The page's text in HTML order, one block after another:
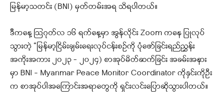
မြန်မာ့သတင်း (BNI) မှတ်တမ်းအရ သိရပါတယ်။
ဒီကနေ့ ဩဂုတ်လ ၁၆ ရက်နေ့မှာ အွန်လိုင်း Zoom ကနေ ပြုလုပ်
သွားတဲ့ “မြန်မာ့ငြိမ်းချမ်းရေးလုပ်ငန်းစဉ်ကို ပုံဖော်ခြင်းရည်ညွှန်း
အကိုးအကား ၂၀၂၃ – ၂၀၂၄) စာအုပ်မိတ်ဆက်ခြင်း အခမ်းအနား
မှာ BNI – Myanmar Peace Monitor Coordinator ကိုနှင်းကိုဦး
က စာအုပ်ပါအကြောင်းအရာတွေကို ရှင်းလင်းပြောဆိုသွားပါတယ်။